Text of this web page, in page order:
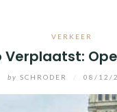
VERKEER
Verplaatst:
by SCHRODER 08/12/